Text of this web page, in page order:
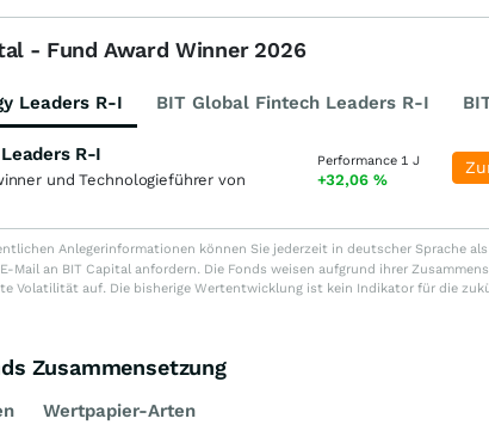
- Fund Award Winner 2026
Leaders R-I BIT Global Fintech Leaders R-I
R-I
und Technologieführer von
Performance 1 J
+32,06 %
Anlegerinformationen können Sie jederzeit in deutscher Sprache als
Mail an BIT Capital anfordern. Die Fonds weisen aufgrund ihrer
Volatilität auf. Die bisherige Wertentwicklung ist kein Indikator für die
Zusammensetzung
Wertpapier-Arten